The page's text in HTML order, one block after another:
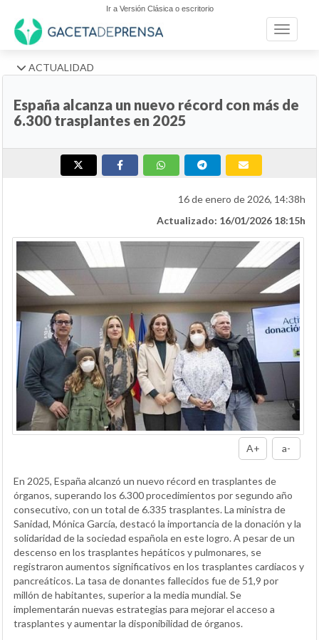
Ir a Versión Clásica o escritorio
Toggle
ACTUALIDAD
España alcanza un nuevo récord con más de
6.300 trasplantes en 2025
16 de enero de 2026, 14:38h
Actualizado: 16/01/2026 18:15h
A+ a-
En 2025, España alcanzó un nuevo récord en trasplantes de
órganos, superando los 6.300 procedimientos por segundo año
consecutivo, con un total de 6.335 trasplantes. La ministra de
Sanidad, Mónica García, destacó la importancia de la donación y la
solidaridad de la sociedad española en este logro. A pesar de un
descenso en los trasplantes hepáticos y pulmonares, se
registraron aumentos significativos en los trasplantes cardiacos y
pancreáticos. La tasa de donantes fallecidos fue de 51,9 por
millón de habitantes, superior a la media mundial. Se
implementarán nuevas estrategias para mejorar el acceso a
trasplantes y aumentar la disponibilidad de órganos.